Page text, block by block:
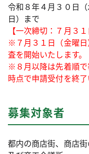
令和８年４月３０日
日）まで
【一次締切：７月３
※７月３１日（金曜
査を開始いたします。
※８月以降は先着順
時点で申請受付を終了
募集対象者
都内の商店街、商店